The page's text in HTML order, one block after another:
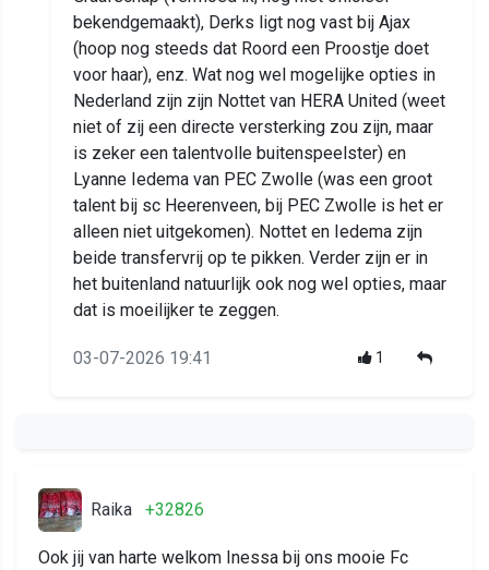
bekendgemaakt), Derks ligt nog vast bij Ajax
(hoop nog steeds dat Roord een Proostje doet
voor haar), enz. Wat nog wel mogelijke opties in
Nederland zijn zijn Nottet van HERA United (weet
niet of zij een directe versterking zou zijn, maar
is zeker een talentvolle buitenspeelster) en
Lyanne Iedema van PEC Zwolle (was een groot
talent bij sc Heerenveen, bij PEC Zwolle is het er
alleen niet uitgekomen). Nottet en Iedema zijn
beide transfervrij op te pikken. Verder zijn er in
het buitenland natuurlijk ook nog wel opties, maar
dat is moeilijker te zeggen.
03-07-2026 19:41 1
Raika +32826
Ook jij van harte welkom Inessa bij ons mooie Fc